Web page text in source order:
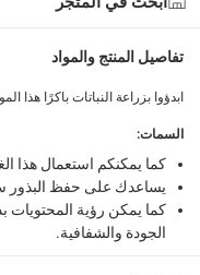
تفاصيل المنتج والمواد
ابدؤوا بزراعة النباتات باكرًا
السمات:
كما يمكنكم استعمال هذا
يساعدك على حفظ البذور
كما يمكن رؤية المحتويات
الجودة والشفافية.